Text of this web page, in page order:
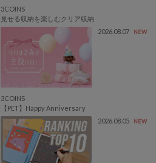
3COINS
見せる収納を楽しむクリア収納
2026.08.07
NEW
3COINS
【PET】Happy Anniversary
2026.08.05
NEW